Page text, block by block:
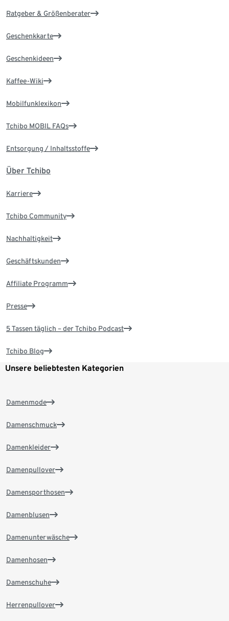
Ratgeber & Größenberater
Geschenkkarte
Geschenkideen
Kaffee-Wiki
Mobilfunklexikon
Tchibo MOBIL FAQs
Entsorgung / Inhaltsstoffe
Über Tchibo
Karriere
Tchibo Community
Nachhaltigkeit
Geschäftskunden
Affiliate Programm
Presse
5 Tassen täglich – der Tchibo Podcast
Tchibo Blog
Unsere beliebtesten Kategorien
Damenmode
Damenschmuck
Damenkleider
Damenpullover
Damensporthosen
Damenblusen
Damenunterwäsche
Damenhosen
Damenschuhe
Herrenpullover